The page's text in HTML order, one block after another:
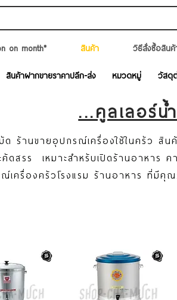
on month* สินค้า วิธีสั่งซื้อสินค้
สินค้าฝากขายราคาปลีก-ส่ง หมวดหมู่ วัสดุ
...คูลเลอร์น้
ด ร้านขายอุปกรณ์เครื่องใช้ในครัว สิ
ดสรร เหมาะสำหรับเปิดร้านอาหาร
เครื่องครัวโรงแรม ร้านอาหาร ที่มีคุ